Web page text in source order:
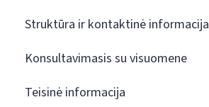
Struktūra ir kontaktinė informacija
Konsultavimasis su visuomene
Teisinė informacija